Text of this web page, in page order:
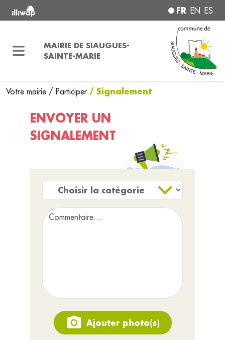
FR EN ES
MAIRIE DE SIAUGUES-
SAINTE-MARIE
Votre mairie / Participer / Signalement
ENVOYER UN
SIGNALEMENT
Ajouter photo(s)